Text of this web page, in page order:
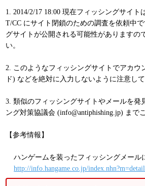
1. 2014/2/17 18:00 現在フィッシングサイト
T/CC にサイト閉鎖のための調査を依頼中
グサイトが公開される可能性がありますの
い。
2. このようなフィッシングサイトでアカウ
ド) などを絶対に入力しないように注意して
3. 類似のフィッシングサイトやメールを発
ング対策協議会 (info@antiphishing.jp) まで
【参考情報】
ハンゲームを装ったフィッシングメール
http://info.hangame.co.jp/